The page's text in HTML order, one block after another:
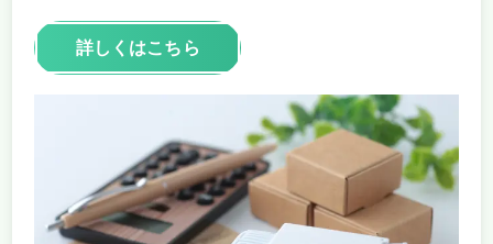
詳しくはこちら